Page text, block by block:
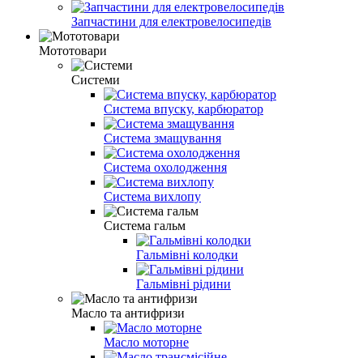
Запчастини для електровелосипедів
Мототовари
Системи
Система впуску, карбюратор
Система змащування
Система охолодження
Система вихлопу
Система гальм
Гальмівні колодки
Гальмівні рідини
Масло та антифризи
Масло моторне